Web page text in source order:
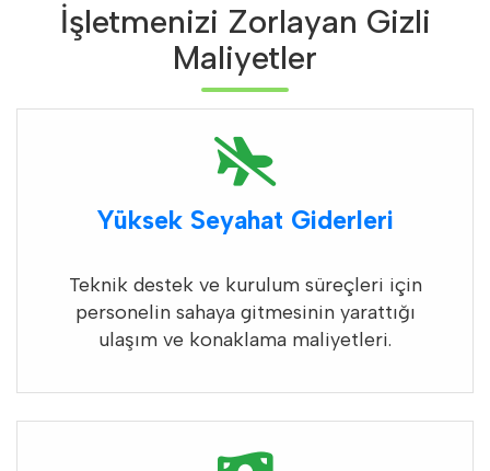
İşletmenizi Zorlayan Gizli
Maliyetler
Yüksek Seyahat Giderleri
Teknik destek ve kurulum süreçleri için
personelin sahaya gitmesinin yarattığı
ulaşım ve konaklama maliyetleri.